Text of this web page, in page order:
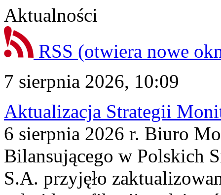
Aktualności
RSS (otwiera nowe
7 sierpnia 2026, 10:09
Aktualizacja Strategii
6 sierpnia 2026 r. Biuro
Bilansującego w Polskich
S.A. przyjęło